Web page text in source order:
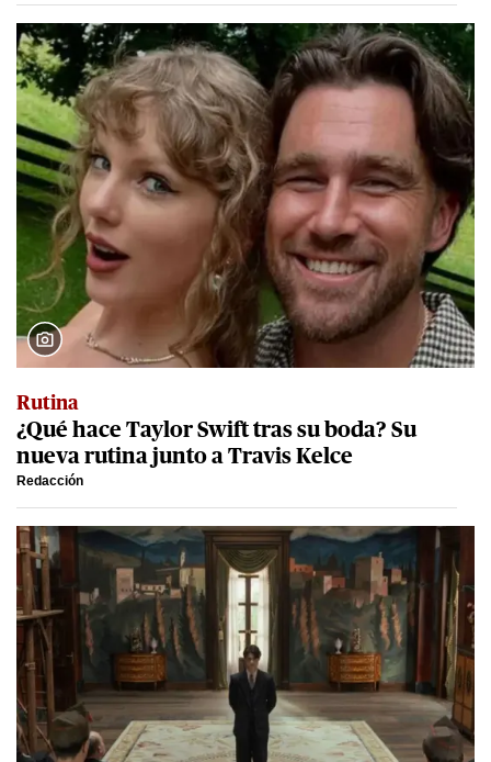
Rutina
¿Qué hace Taylor Swift tras su boda? Su
nueva rutina junto a Travis Kelce
Redacción